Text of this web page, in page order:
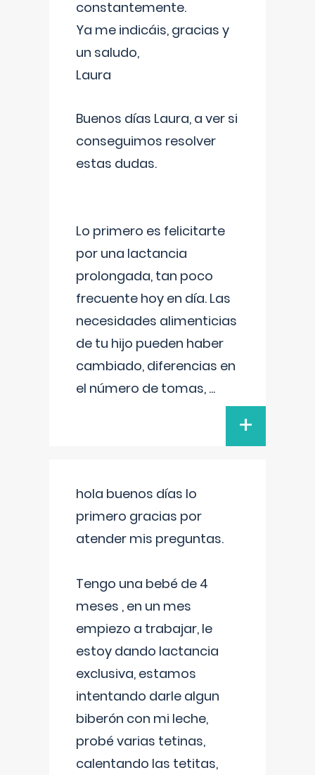
constantemente.
Ya me indicáis, gracias y
un saludo,
Laura
Buenos días Laura, a ver si
conseguimos resolver
estas dudas.
Lo primero es felicitarte
por una lactancia
prolongada, tan poco
frecuente hoy en día. Las
necesidades alimenticias
de tu hijo pueden haber
cambiado, diferencias en
el número de tomas, ...
+
hola buenos días lo
primero gracias por
atender mis preguntas.
Tengo una bebé de 4
meses , en un mes
empiezo a trabajar, le
estoy dando lactancia
exclusiva, estamos
intentando darle algun
biberón con mi leche,
probé varias tetinas,
calentando las tetitas,